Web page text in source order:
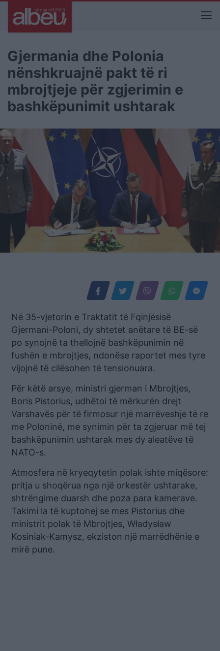
Gjermania dhe Polonia
nënshkruajnë pakt të ri
mbrojtjeje për zgjerimin e
bashkëpunimit ushtarak
Në 35-vjetorin e Traktatit të Fqinjësisë
Gjermani-Poloni, dy shtetet anëtare të BE-së
po synojnë ta thellojnë bashkëpunimin në
fushën e mbrojtjes, ndonëse raportet mes tyre
vijojnë të cilësohen të tensionuara.
Për këtë arsye, ministri gjerman i Mbrojtjes,
Boris Pistorius, udhëtoi të mërkurën drejt
Varshavës për të firmosur një marrëveshje të re
me Poloninë, me synimin për ta zgjeruar më tej
bashkëpunimin ushtarak mes dy aleatëve të
NATO-s.
Atmosfera në kryeqytetin polak ishte miqësore:
pritja u shoqërua nga një orkestër ushtarake,
shtrëngime duarsh dhe poza para kamerave.
Takimi la të kuptohej se mes Pistorius dhe
ministrit polak të Mbrojtjes, Władysław
Kosiniak-Kamysz, ekziston një marrëdhënie e
mirë pune.